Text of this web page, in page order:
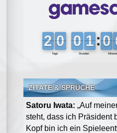
ZITATE & SPRÜCHE
Satoru Iwata: „Auf
steht, dass ich Präsident
Kopf bin ich ein